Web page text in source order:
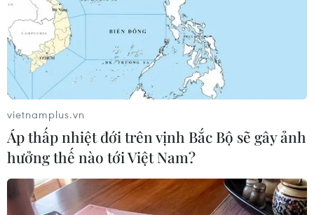
TIN LIÊN QUAN
vietnamplus.vn
Áp thấp nhiệt đới trên vịnh Bắc Bộ sẽ gây ảnh
hưởng thế nào tới Việt Nam?